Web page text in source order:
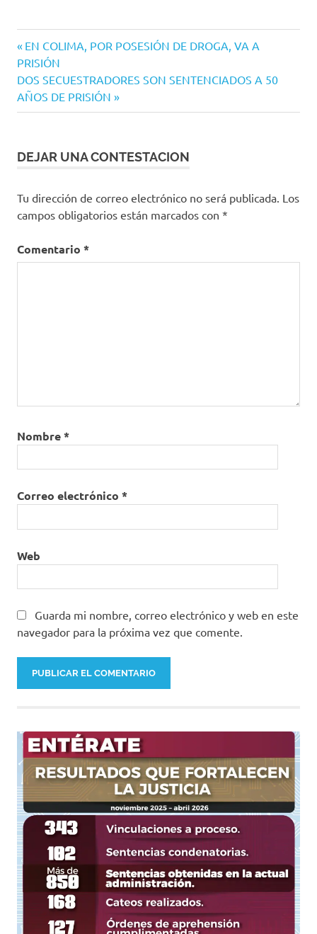
Navegación
de
entradas
Entrada
anterior:
EN COLIMA, POR POSESIÓN DE DROGA, VA A
PRISIÓN
Siguiente
entrada:
DOS SECUESTRADORES SON SENTENCIADOS A 50
AÑOS DE PRISIÓN
DEJAR UNA CONTESTACION
Tu dirección de correo electrónico no será publicada. Los
campos obligatorios están marcados con *
Comentario *
Nombre*
Correo electrónico *
Web
Guarda mi nombre, correo electrónico y web en este
navegador para la próxima vez que comente.